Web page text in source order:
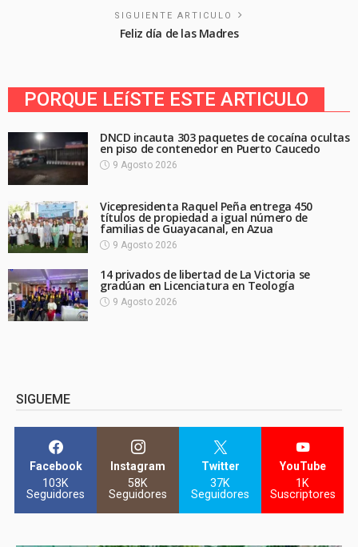
SIGUIENTE ARTICULO
Feliz día de las Madres
PORQUE LEíSTE ESTE ARTICULO
DNCD incauta 303 paquetes de cocaína ocultas
en piso de contenedor en Puerto Caucedo
9 Agosto 2026
Vicepresidenta Raquel Peña entrega 450
títulos de propiedad a igual número de
familias de Guayacanal, en Azua
9 Agosto 2026
14 privados de libertad de La Victoria se
gradúan en Licenciatura en Teología
9 Agosto 2026
SIGUEME
Facebook
103K
Seguidores
Instagram
58K
Seguidores
Twitter
37K
Seguidores
YouTube
1K
Suscriptores